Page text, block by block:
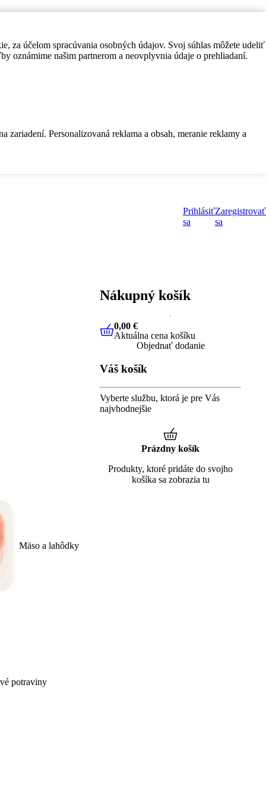
za účelom spracúvania osobných údajov. Svoj súhlas môžete udeliť
oznámime našim partnerom a neovplyvnia údaje o prehliadaní.
Personalizovaná reklama a obsah, meranie reklamy a
Prihlásiť
sa
Zaregistrovať
sa
Mäso a lahôdky
potraviny
Nákupný košík
0,00 €Aktuálna cena košíku
0,00 €
Aktuálna cena košíku
Objednať dodanie
Váš košík
Vyberte službu, ktorá je pre Vás
najvhodnejšie
Prázdny košík
Produkty, ktoré pridáte do svojho
košíka sa zobrazia tu